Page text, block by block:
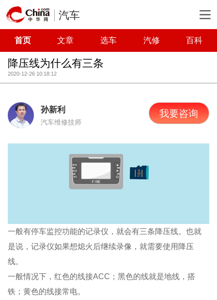
汽车
首页 文章 选车 汽修 百科
降压线为什么有三条
2020-12-26 10:18:12
孙新利
汽车维修技师
我要咨询
一般有停车监控功能的记录仪，就会有三条降压线。也就
是说，记录仪如果想熄火后继续录像，就需要使用降压
线。
一般情况下，红色的线接ACC；黑色的线就是地线，搭
铁；黄色的线接常电。